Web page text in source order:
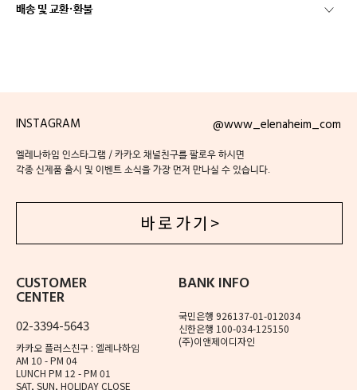
배송 및 교환·환불
INSTAGRAM @www_elenaheim_com
엘레나하임 인스타그램 / 카카오 채널친구를 팔로우 하시면
각종 신제품 출시 및 이벤트 소식을 가장 먼저 만나실 수 있습니다.
바 로 가 기 >
CUSTOMER
CENTER
02-3394-5643
카카오 플러스친구 : 엘레나하임
AM 10 - PM 04
LUNCH PM 12 - PM 01
SAT, SUN, HOLIDAY CLOSE
BANK INFO
국민은행 926137-01-012034
신한은행 100-034-125150
(주)이앤제이디자인